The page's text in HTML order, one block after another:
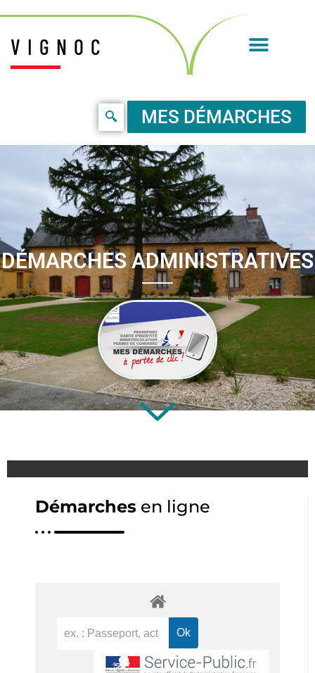
VIGNOC
MES DÉMARCHES
DÉMARCHES ADMINISTRATIVES
Démarches en ligne